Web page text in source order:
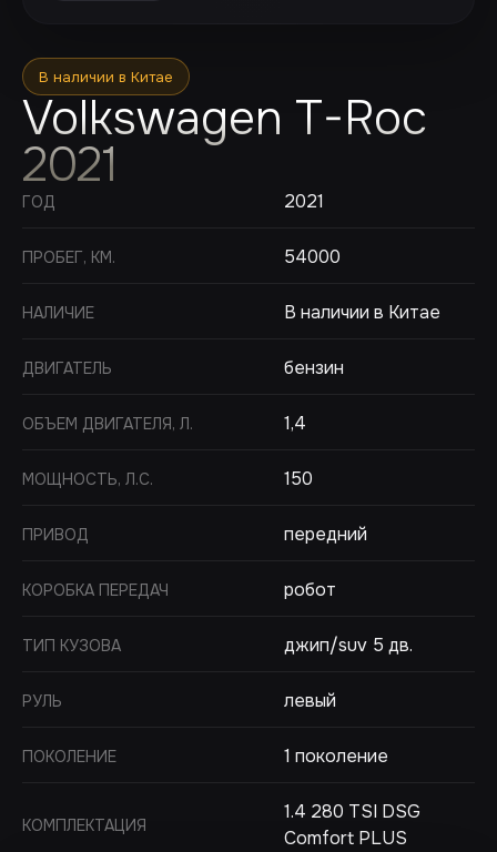
В наличии в Китае
Volkswagen T-Roc
2021
ГОД 2021
ПРОБЕГ, КМ. 54000
НАЛИЧИЕ В наличии в Китае
ДВИГАТЕЛЬ бензин
ОБЪЕМ ДВИГАТЕЛЯ, Л. 1,4
МОЩНОСТЬ, Л.С. 150
ПРИВОД передний
КОРОБКА ПЕРЕДАЧ робот
ТИП КУЗОВА джип/suv 5 дв.
РУЛЬ левый
ПОКОЛЕНИЕ 1 поколение
КОМПЛЕКТАЦИЯ
1.4 280 TSI DSG
Comfort PLUS